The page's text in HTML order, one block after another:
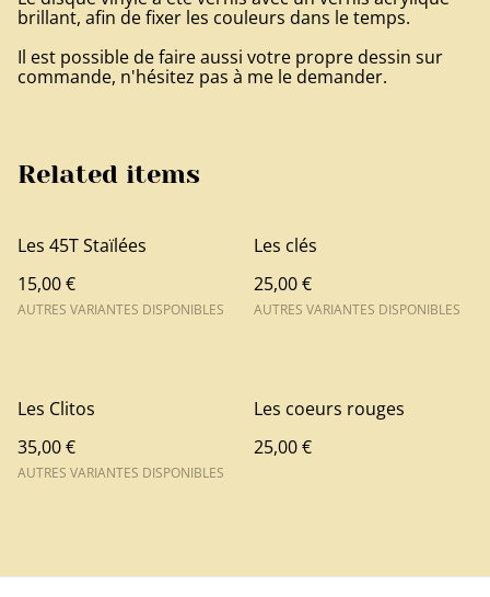
brillant, afin de fixer les couleurs dans le temps.
Il est possible de faire aussi votre propre dessin sur
commande, n'hésitez pas à me le demander.
Related items
Les 45T Staïlées
15,00 €
AUTRES VARIANTES DISPONIBLES
Les clés
25,00 €
AUTRES VARIANTES DISPONIBLES
Les Clitos
35,00 €
AUTRES VARIANTES DISPONIBLES
Les coeurs rouges
25,00 €